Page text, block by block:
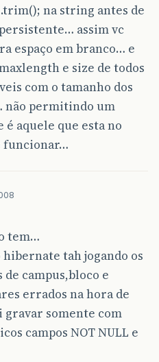
na string antes de
assim vc
espaço em branco… e
e size de todos
com o tamanho dos
não permitindo um
aquele que esta no
funcionar…
tem…
hibernate tah jogando os
campus,bloco e
errados na hora de
somente com
campos NOT NULL e